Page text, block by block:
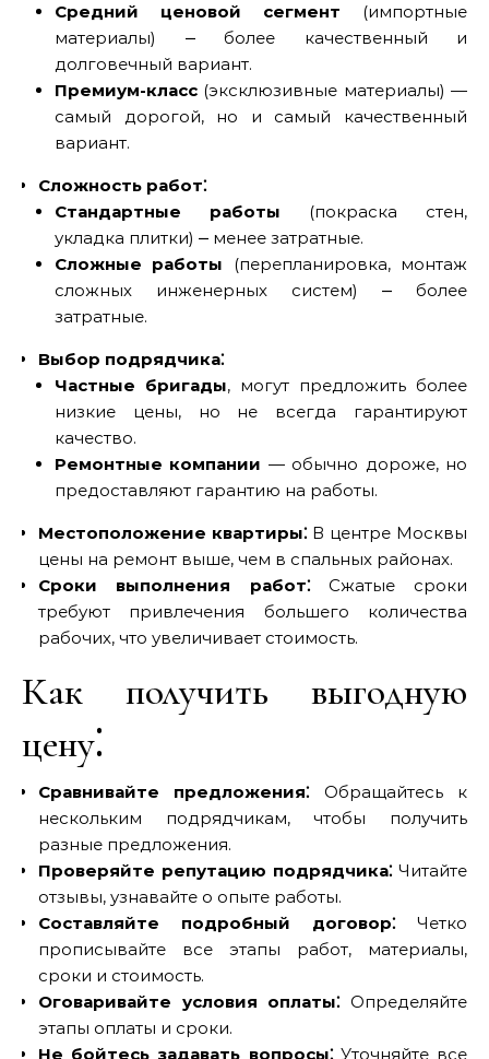
Средний ценовой сегмент (импортные
материалы) ⎼ более качественный и
долговечный вариант.
Премиум-класс (эксклюзивные материалы) —
самый дорогой, но и самый качественный
вариант.
Сложность работ⁚
Стандартные работы (покраска стен,
укладка плитки) ⎼ менее затратные.
Сложные работы (перепланировка, монтаж
сложных инженерных систем) ⎼ более
затратные.
Выбор подрядчика⁚
Частные бригады, могут предложить более
низкие цены, но не всегда гарантируют
качество.
Ремонтные компании — обычно дороже, но
предоставляют гарантию на работы.
Местоположение квартиры⁚В центре Москвы
цены на ремонт выше, чем в спальных районах.
Сроки выполнения работ⁚Сжатые сроки
требуют привлечения большего количества
рабочих, что увеличивает стоимость.
Как получить выгодную
цену⁚
Сравнивайте предложения⁚Обращайтесь к
нескольким подрядчикам, чтобы получить
разные предложения.
Проверяйте репутацию подрядчика⁚Читайте
отзывы, узнавайте о опыте работы.
Составляйте подробный договор⁚Четко
прописывайте все этапы работ, материалы,
сроки и стоимость.
Оговаривайте условия оплаты⁚Определяйте
этапы оплаты и сроки.
Не бойтесь задавать вопросы⁚Уточняйте все